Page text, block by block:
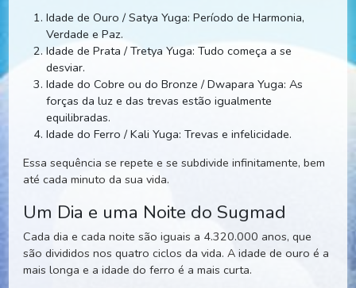
Existem quatro ciclos de manifestação, baseados em
eras da história cósmica:
Idade de Ouro / Satya Yuga: Período de Harmonia,
Verdade e Paz.
Idade de Prata / Tretya Yuga: Tudo começa a se
desviar.
Idade do Cobre ou do Bronze / Dwapara Yuga: As
forças da luz e das trevas estão igualmente
equilibradas.
Essa sequência se repete e se subdivide infinitamente,
até cada minuto da sua vida.
Um Dia e uma Noite do Sugmad